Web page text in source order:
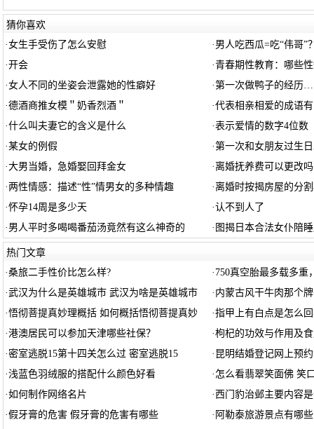
猜你喜欢
·女生手受伤了怎么安慰 · 男人吃西瓜=吃“伟哥”
·开会 ·青春期性教育：哪些
·女人不同的坐姿会泄露她的性癖好 ·第一次做鸭子的经历
·德酒商推女模＂奶香烈酒＂ ·代表相亲相爱的成语
·什么叫夫妻它的含义是什么 ·表示爱情的数字4位数
·某女的例假 ·第一次和女朋友过生
·大男当婚，急婚娶回拜金女 · 离婚抚养费可以更改吗
· 两性情感：描述“性”情男女的多种情趣 · 离婚时按揭房屋的分
·怀孕14周是多少天 ·认不到人了
· 男人平时多喝喝番茄汤竟然有这么神奇的 · 图揭日本合法女仆陪
热门文章
·桑旅二手性价比怎么样? · 750真空胎最多载多重
·武汉为什么是英雄城市 武汉为啥是英雄城市 · 内蒙古风干牛肉那个
·悟彻菩提真妙理概括 如何概括悟彻菩提真妙 ·指甲上有白点是怎么
·港澳居民可以参加天津哪些社保？ ·枸杞的功效与作用及
·密室逃脱15第十四关怎么过 密室逃脱15 · 昆明结婚登记网上预
·浅蓝色羽绒服的搭配什么颜色好看 · 怎么看翡翠笑面佛 笑
·如何制作网络名片 · 西门豹治邺主要内容
·假牙膏的危害 假牙膏的危害有哪些 · 阿勒泰旅游景点有哪些